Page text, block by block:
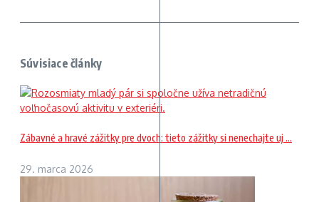
Súvisiace články
Zábavné a hravé zážitky pre dvoch: tieto zážitky si nenechajte uj ...
29. marca 2026